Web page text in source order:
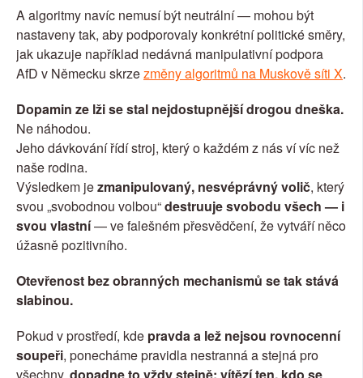
A algoritmy navíc nemusí být neutrální — mohou být
nastaveny tak, aby podporovaly konkrétní politické směry,
jak ukazuje například nedávná manipulativní podpora
AfD v Německu skrze změny algoritmů na Muskově síti X.
Dopamin ze lži se stal nejdostupnější drogou dneška.
Ne náhodou.
Jeho dávkování řídí stroj, který o každém z nás ví víc než
naše rodina.
Výsledkem je zmanipulovaný, nesvéprávný volič, který
svou „svobodnou volbou“ destruuje svobodu všech — i
svou vlastní — ve falešném přesvědčení, že vytváří něco
úžasně pozitivního.
Otevřenost bez obranných mechanismů se tak stává
slabinou.
Pokud v prostředí, kde pravda a lež nejsou rovnocenní
soupeři, ponecháme pravidla nestranná a stejná pro